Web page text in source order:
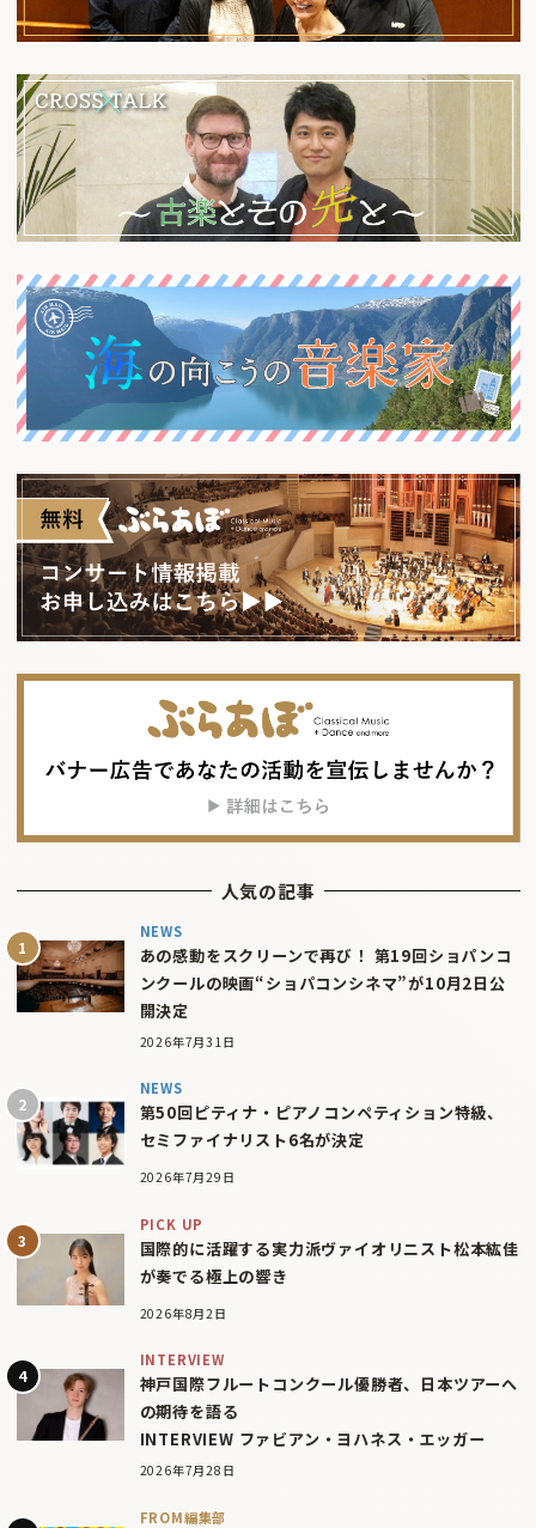
人気の記事
NEWS
あの感動をスクリーンで再び！ 第19回ショパンコ
ンクールの映画“ショパコンシネマ”が10月2日公
開決定
2026年7月31日
NEWS
第50回ピティナ・ピアノコンペティション特級、
セミファイナリスト6名が決定
2026年7月29日
PICK UP
国際的に活躍する実力派ヴァイオリニスト松本紘佳
が奏でる極上の響き
2026年8月2日
INTERVIEW
神戸国際フルートコンクール優勝者、日本ツアーへ
の期待を語る
INTERVIEW ファビアン・ヨハネス・エッガー
2026年7月28日
FROM編集部